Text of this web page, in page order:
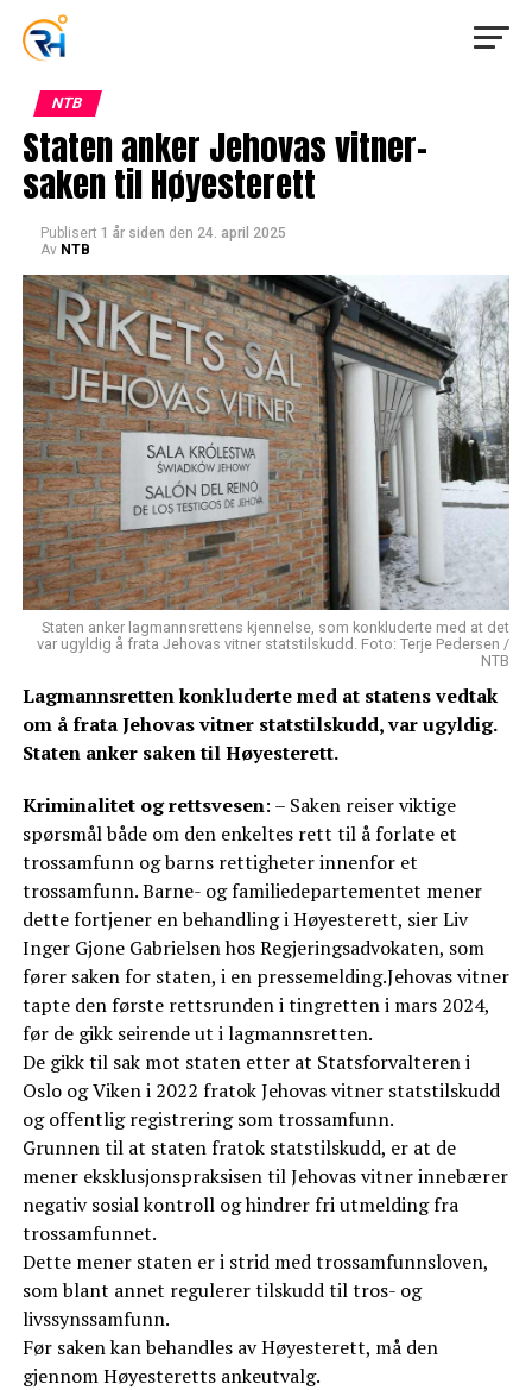
NTB
Staten anker Jehovas vitner-
saken til Høyesterett
Publisert 1 år siden den 24. april 2025
Av NTB
Staten anker lagmannsrettens kjennelse, som konkluderte med at det
var ugyldig å frata Jehovas vitner statstilskudd. Foto: Terje Pedersen /
NTB
Lagmannsretten konkluderte med at statens vedtak
om å frata Jehovas vitner statstilskudd, var ugyldig.
Staten anker saken til Høyesterett.
Kriminalitet og rettsvesen: – Saken reiser viktige
spørsmål både om den enkeltes rett til å forlate et
trossamfunn og barns rettigheter innenfor et
trossamfunn. Barne- og familiedepartementet mener
dette fortjener en behandling i Høyesterett, sier Liv
Inger Gjone Gabrielsen hos Regjeringsadvokaten, som
fører saken for staten, i en pressemelding.Jehovas vitner
tapte den første rettsrunden i tingretten i mars 2024,
før de gikk seirende ut i lagmannsretten.
De gikk til sak mot staten etter at Statsforvalteren i
Oslo og Viken i 2022 fratok Jehovas vitner statstilskudd
og offentlig registrering som trossamfunn.
Grunnen til at staten fratok statstilskudd, er at de
mener eksklusjonspraksisen til Jehovas vitner innebærer
negativ sosial kontroll og hindrer fri utmelding fra
trossamfunnet.
Dette mener staten er i strid med trossamfunnsloven,
som blant annet regulerer tilskudd til tros- og
livssynssamfunn.
Før saken kan behandles av Høyesterett, må den
gjennom Høyesteretts ankeutvalg.